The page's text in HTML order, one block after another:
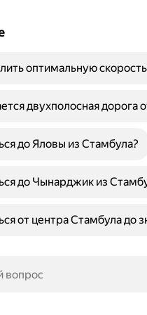
оптимальную
двухполосная дорога
до Яловы из Стамбула?
до Чынарджик из
от центра Стамбула до